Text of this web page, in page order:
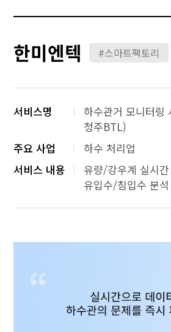
한미엔텍 #스마트팩토리
서비스명
하수관거 모니터링
청주BTL)
주요 사업
하수 처리업
서비스 내용
유량/강우계 실시
유입수/침입수 분석